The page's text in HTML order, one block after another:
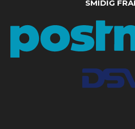
SMIDIG